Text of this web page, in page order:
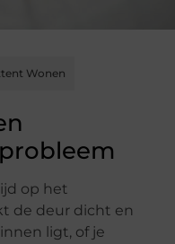
Wonen
op het
de deur dicht en
ligt, of je